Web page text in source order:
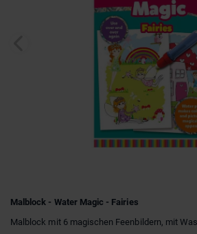
Malblock - Water Magic - Fairies
Malblock mit 6 magischen Feenbildern, mit